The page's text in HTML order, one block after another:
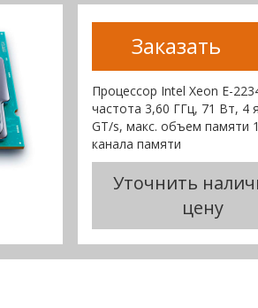
Заказать
Процессор Intel Xeon E-
частота 3,60 ГГц, 71 Вт, 4
GT/s, макс. объем памяти
канала памяти
Уточнить
цену